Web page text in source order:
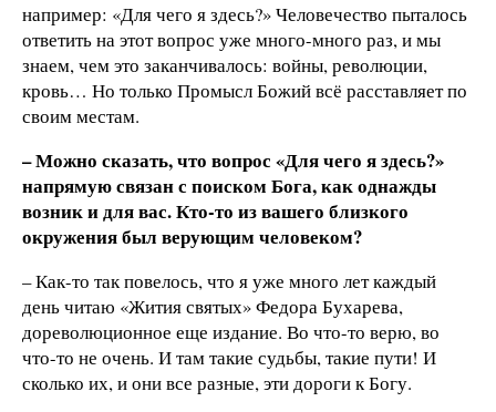
например: «Для чего я здесь?» Человечество пыталось
ответить на этот вопрос уже много-много раз, и мы
знаем, чем это заканчивалось: войны, революции,
кровь… Но только Промысл Божий всё расставляет по
своим местам.
– Можно сказать, что вопрос «Для чего я здесь?»
напрямую связан с поиском Бога, как однажды
возник и для вас. Кто-то из вашего близкого
окружения был верующим человеком?
– Как-то так повелось, что я уже много лет каждый
день читаю «Жития святых» Федора Бухарева,
дореволюционное еще издание. Во что-то верю, во
что-то не очень. И там такие судьбы, такие пути! И
сколько их, и они все разные, эти дороги к Богу.